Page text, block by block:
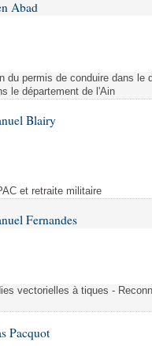
Abad
du permis de conduire dans le
le département de l'Ain
Blairy
et retraite militaire
Fernandes
vectorielles à tiques -
Pacquot